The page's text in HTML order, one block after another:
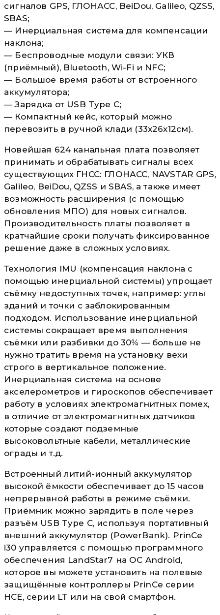
сигналов GPS, ГЛОНАСС, BeiDou, Galileo, QZSS,
SBAS;
— Инерциальная система для компенсации
наклона;
— Беспроводные модули связи: УКВ
(приёмный), Bluetooth, Wi-Fi и NFC;
— Большое время работы от встроенного
аккумулятора;
— Зарядка от USB Type C;
— Компактный кейс, который можно
перевозить в ручной клади (33x26x12см).
Новейшая 624 канальная плата позволяет
принимать и обрабатывать сигналы всех
существующих ГНСС: ГЛОНАСС, NAVSTAR GPS,
Galileo, BeiDou, QZSS и SBAS, а также имеет
возможность расширения (с помощью
обновления МПО) для новых сигналов.
Производительность платы позволяет в
кратчайшие сроки получать фиксированное
решение даже в сложных условиях.
Технология IMU (компенсация наклона с
помощью инерциальной системы) упрощает
съёмку недоступных точек, например: углы
зданий и точки с заблокированным
подходом. Использование инерциальной
системы сокращает время выполнения
съёмки или разбивки до 30% — больше не
нужно тратить время на установку вехи
строго в вертикальное положение.
Инерциальная система на основе
акселерометров и гироскопов обеспечивает
работу в условиях электромагнитных помех,
в отличие от электромагнитных датчиков
которые создают подземные
высоковольтные кабели, металлические
ограды и т.д.
Встроенный литий-ионный аккумулятор
высокой ёмкости обеспечивает до 15 часов
непрерывной работы в режиме съёмки.
Приёмник можно зарядить в поле через
разъём USB Type C, используя портативный
внешний аккумулятор (PowerBank). PrinCe
i30 управляется с помощью программного
обеспечения LandStar7 на ОС Android,
которое вы можете установить на полевые
защищённые контроллеры PrinCe серии
HCE, серии LT или на свой смартфон.